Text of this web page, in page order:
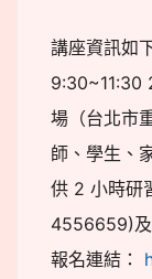
講座資訊如
9:30~11:30
場（台北市
師、學生、
供 2 小時研
4556659)及
報名連結：